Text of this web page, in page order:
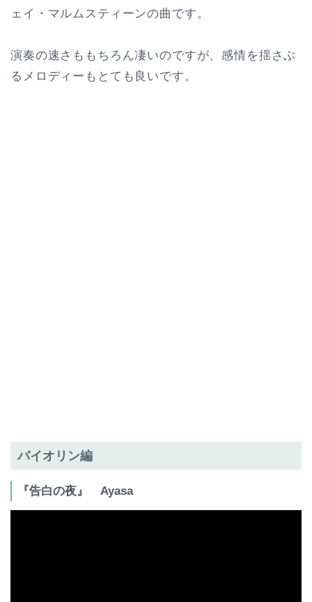
ェイ・マルムスティーンの曲です。
演奏の速さももちろん凄いのですが、感情を揺さぶ
るメロディーもとても良いです。
バイオリン編
『告白の夜』 Ayasa